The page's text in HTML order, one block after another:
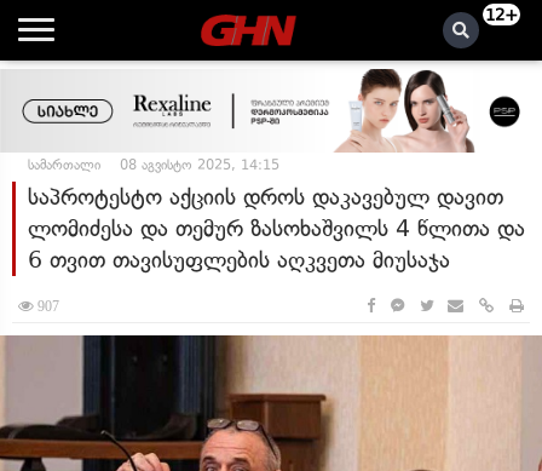
12+
სამართალი 08 აგვისტო 2025, 14:15
საპროტესტო აქციის დროს დაკავებულ დავით
ლომიძესა და თემურ ზასოხაშვილს 4 წლითა და
6 თვით თავისუფლების აღკვეთა მიუსაჯა
907